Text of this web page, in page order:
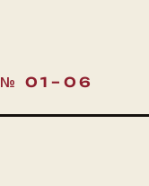
№ 01–06